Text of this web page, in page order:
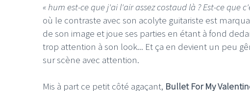
« hum est-ce que j'ai l'air assez costaud là ? Est-ce que
où le contraste avec son acolyte guitariste est
de son image et joue ses parties en étant à fond
trop attention à son look... Et ça en devient un peu
sur scène avec attention.
Mis à part ce petit côté agaçant, Bullet For My